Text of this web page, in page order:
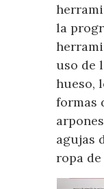
la
uso de
hueso,
formas
agujas
ropa